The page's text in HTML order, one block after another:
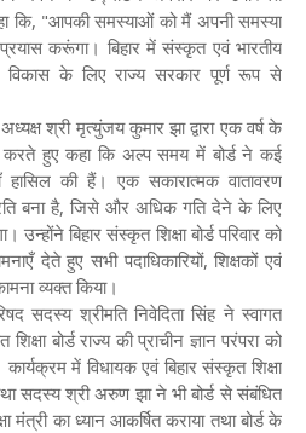
कि, "आपकी समस्याओं को मैं अपनी समस्या
करूंगा। बिहार में संस्कृत एवं भारतीय
के लिए राज्य सरकार पूर्ण रूप से
श्री मृत्युंजय कुमार झा द्वारा एक वर्ष के
करते हुए कहा कि अल्प समय में बोर्ड ने कई
हासिल की हैं। एक सकारात्मक वातावरण
बना है, जिसे और अधिक गति देने के लिए
उन्होंने बिहार संस्कृत शिक्षा बोर्ड परिवार को
देते हुए सभी पदाधिकारियों, शिक्षकों एवं
व्यक्त किया।
सदस्य श्रीमति निवेदिता सिंह ने स्वागत
बोर्ड राज्य की प्राचीन ज्ञान परंपरा को
में विधायक एवं बिहार संस्कृत शिक्षा
सदस्य श्री अरुण झा ने भी बोर्ड से संबंधित
मंत्री का ध्यान आकर्षित कराया तथा बोर्ड के